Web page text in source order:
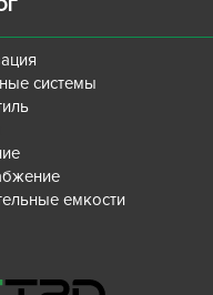
системы
емкости